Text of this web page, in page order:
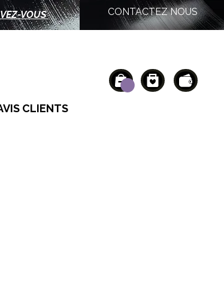
VOUS CONTACTEZ NOUS
CLIENTS